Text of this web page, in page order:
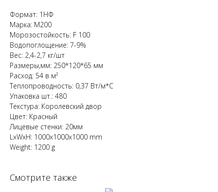
Формат: 1НФ
Марка: М200
Морозостойкость: F 100
Водопоглощение: 7-9%
Вес: 2,4-2,7 кг/шт
Размеры,мм: 250*120*65 мм
Расход: 54 в м²
Теплопроводность: 0,37 Вт/м*С
Упаковка шт.: 480
Текстура: Королевский двор
Цвет: Красный
Лицевые стенки: 20мм
LxWxH: 1000x1000x1000 mm
Weight: 1200 g
Смотрите также